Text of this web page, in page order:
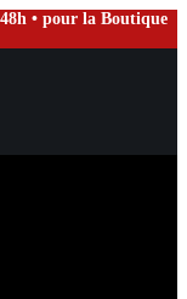
• pour la Boutique